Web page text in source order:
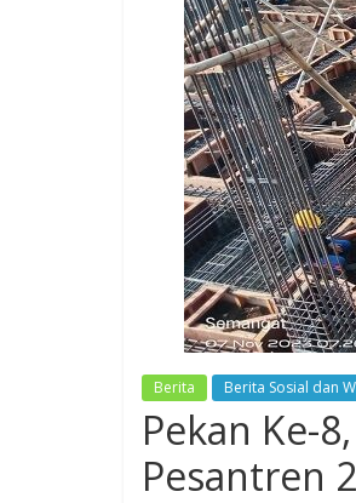
Berita Berita Sosial dan
Pekan Ke-
Pesantren